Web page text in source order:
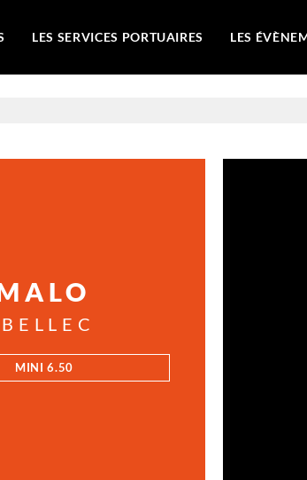
LES SERVICES PORTUAIRES LES
BELLEC
MINI 6.50